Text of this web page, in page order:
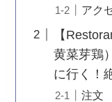
アク
【
黄菜芽鶏
に行く！
注文